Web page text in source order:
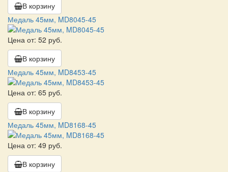
В корзину
Медаль 45мм, MD8045-45
Цена от: 52 руб.
В корзину
Медаль 45мм, MD8453-45
Цена от: 65 руб.
В корзину
Медаль 45мм, MD8168-45
Цена от: 49 руб.
В корзину